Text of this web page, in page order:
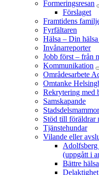
Formeringsresan
Förslaget
Framtidens
Fyrfältaren
Hälsa – Din
Invånarreporter
Jobb först – från
Kommunikation
Områdesarbete
Omtanke
Rekrytering med
Samskapande
Stadsdelsmammor
Stöd till föräldrar
Tjänstehundar
Vilande eller
Adolfsberg
(uppgått i
Bättre